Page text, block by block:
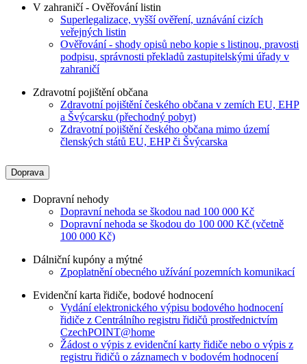
V zahraničí - Ověřování listin
Superlegalizace, vyšší ověření, uznávání cizích
veřejných listin
Ověřování - shody opisů nebo kopie s listinou, pravosti
podpisu, správnosti překladů zastupitelskými úřady v
zahraničí
Zdravotní pojištění občana
Zdravotní pojištění českého občana v zemích EU, EHP
a Švýcarsku (přechodný pobyt)
Zdravotní pojištění českého občana mimo území
členských států EU, EHP či Švýcarska
Doprava
Dopravní nehody
Dopravní nehoda se škodou nad 100 000 Kč
Dopravní nehoda se škodou do 100 000 Kč (včetně
100 000 Kč)
Dálniční kupóny a mýtné
Zpoplatnění obecného užívání pozemních komunikací
Evidenční karta řidiče, bodové hodnocení
Vydání elektronického výpisu bodového hodnocení
řidiče z Centrálního registru řidičů prostřednictvím
CzechPOINT@home
Žádost o výpis z evidenční karty řidiče nebo o výpis z
registru řidičů o záznamech v bodovém hodnocení